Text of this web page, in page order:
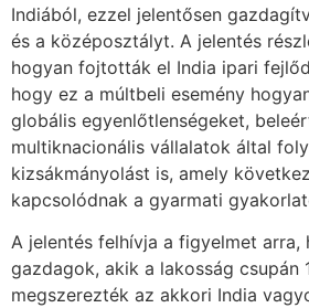
Indiából, ezzel jelentősen
és a középosztályt. A jelentés
hogyan fojtották el India ipari
hogy ez a múltbeli esemény
globális egyenlőtlenségeket,
multiknacionális vállalatok által
kizsákmányolást is, amely
kapcsolódnak a gyarmati
A jelentés felhívja a figyelmet arra,
gazdagok, akik a lakosság csupán
megszerezték az akkori India